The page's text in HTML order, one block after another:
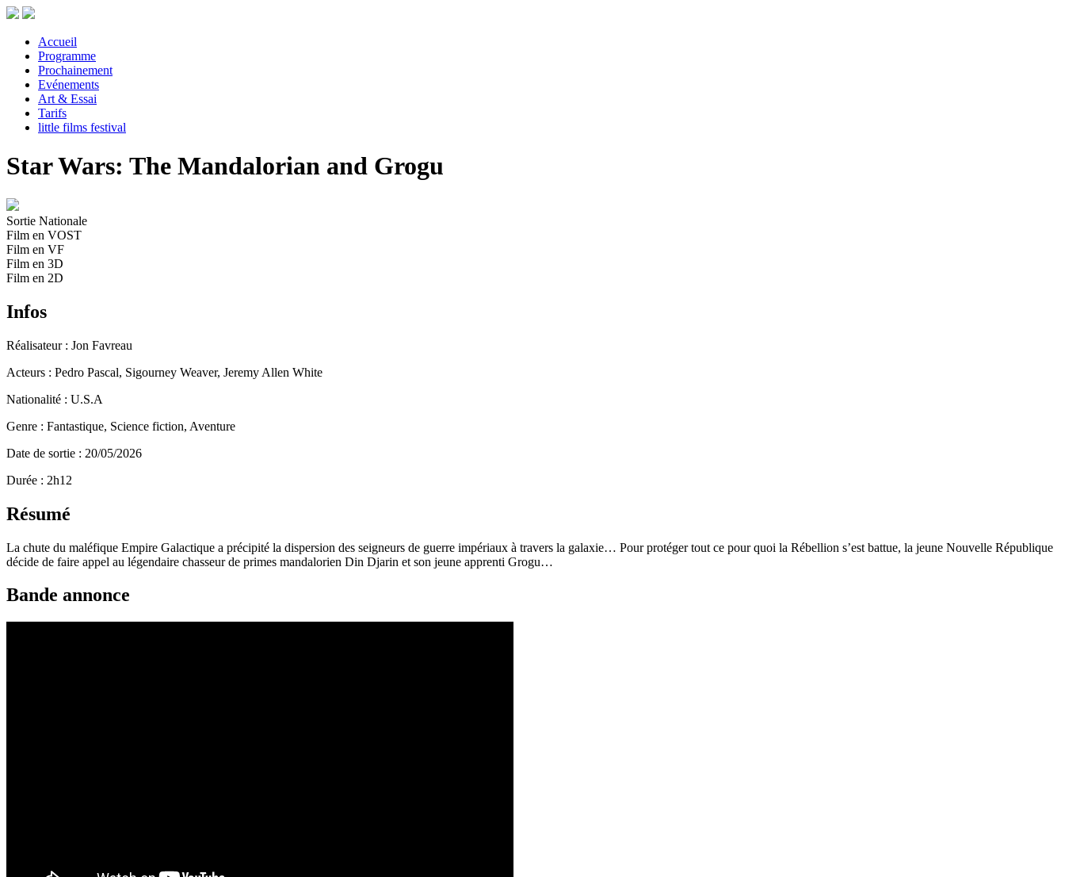
Accueil
Programme
Prochainement
Evénements
Art & Essai
Tarifs
little films festival
Star Wars: The Mandalorian and Grogu
Sortie Nationale
Film en VOST
Film en VF
Film en 3D
Film en 2D
Infos
Réalisateur : Jon Favreau
Acteurs : Pedro Pascal, Sigourney Weaver, Jeremy Allen White
Nationalité : U.S.A
Genre : Fantastique, Science fiction, Aventure
Date de sortie : 20/05/2026
Durée : 2h12
Résumé
La chute du maléfique Empire Galactique a précipité la dispersion des seigneurs de guerre impériaux à travers la galaxie… Pour protéger tout ce pour quoi la Rébellion s’est battue, la jeune Nouvelle République
décide de faire appel au légendaire chasseur de primes mandalorien Din Djarin et son jeune apprenti Grogu…
Bande annonce